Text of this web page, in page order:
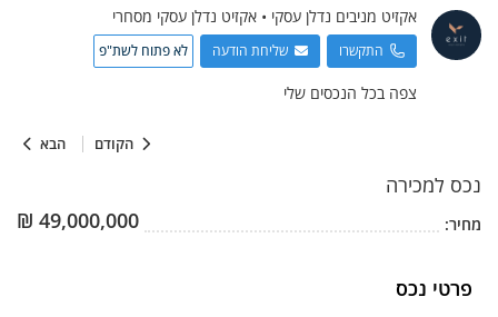
הקודם הבא
אקזיט מניבים נדלן עסקי • אקזיט נדלן עסקי מסחרי
התקשרו שליחת הודעה לא פתוח לשת"פ
צפה בכל הנכסים שלי
נכס למכירה
מחיר: 49,000,000
₪
פרטי נכס